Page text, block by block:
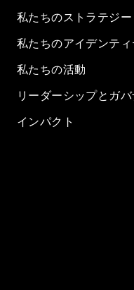
私たちのストラテジー
私たちのアイデンティ
私たちの活動
リーダーシップとガバ
インパクト